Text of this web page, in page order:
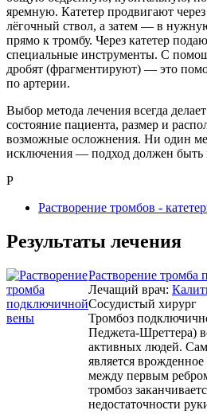
яремную. Катетер продвигают
лёгочный ствол, а затем — в
прямо к тромбу. Через катетер
специальные инструменты. С
дробят (фрагментируют) — это
по артерии.
Выбор метода лечения всегда
состояние пациента, размер и
возможные осложнения. Ни один
исключения — подход должен
Р
Растворение тромбов -
Результаты лечения
Растворение
Лечащий врач:
Сосудистый хирург
Тромбоз
Педжета-Шреттера)
активных людей.
является
между первым
тромбоз
недостаточности